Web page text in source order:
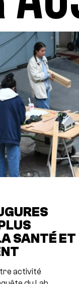
SANTÉ ET
activité